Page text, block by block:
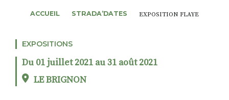
NOS THÈMES
STRADA’DATES
ALTER STRADA
ACCUEIL STRADA’DATES EXPOSITION FLAYE
EXPOSITIONS
Du 01 juillet 2021 au 31 août 2021
LE BRIGNON